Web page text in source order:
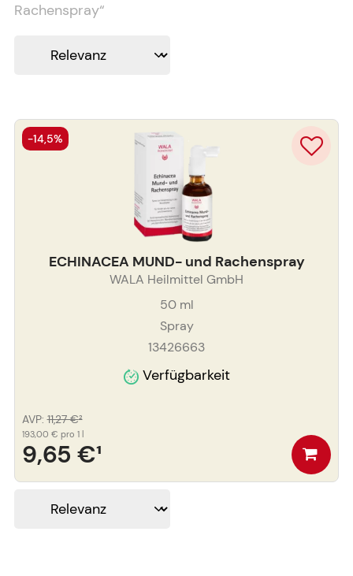
Rachenspray“
ECHINACEA MUND- und Rachenspray
WALA Heilmittel GmbH
50ml
Spray
13426663
Verfügbarkeit
9,65 €¹
AVP: 11,27 €²
193,00 € pro 1 l
-14,5%